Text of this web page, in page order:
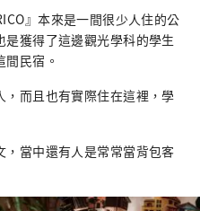
』本來是一間很少人住的公
獲得了這邊觀光學科的學生
民宿。
而且也有實際住在這裡，學
當中還有人是常常當背包客